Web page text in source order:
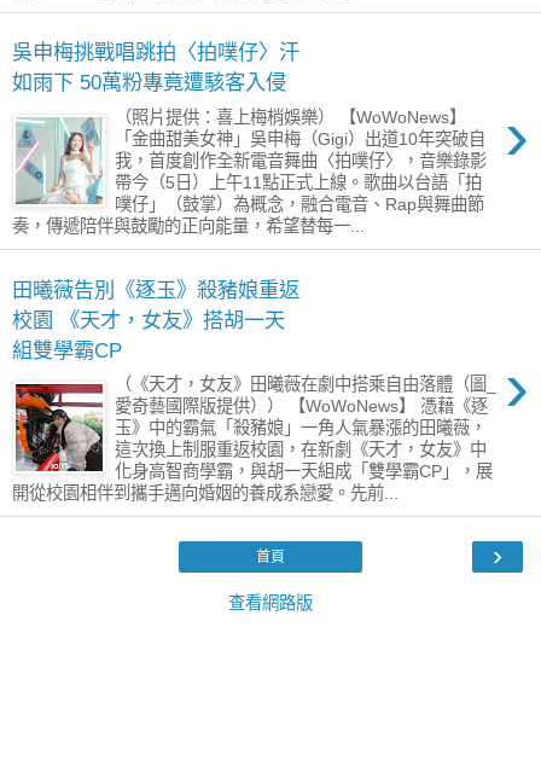
吳申梅挑戰唱跳拍〈拍噗仔〉汗
如雨下 50萬粉專竟遭駭客入侵
›
（照片提供：喜上梅梢娛樂） 【WoWoNews】
「金曲甜美女神」吳申梅（Gigi）出道10年突破自
我，首度創作全新電音舞曲〈拍噗仔〉，音樂錄影
帶今（5日）上午11點正式上線。歌曲以台語「拍
噗仔」（鼓掌）為概念，融合電音、Rap與舞曲節
奏，傳遞陪伴與鼓勵的正向能量，希望替每一...
田曦薇告別《逐玉》殺豬娘重返
校園 《天才，女友》搭胡一天
組雙學霸CP
›
（《天才，女友》田曦薇在劇中搭乘自由落體（圖_
愛奇藝國際版提供）） 【WoWoNews】 憑藉《逐
玉》中的霸氣「殺豬娘」一角人氣暴漲的田曦薇，
這次換上制服重返校園，在新劇《天才，女友》中
化身高智商學霸，與胡一天組成「雙學霸CP」，展
開從校園相伴到攜手邁向婚姻的養成系戀愛。先前...
›
首頁
查看網路版